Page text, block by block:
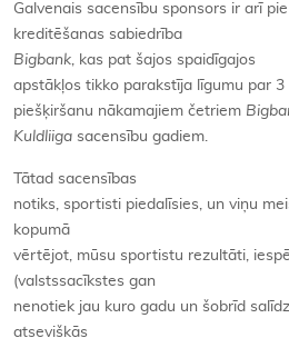
Galvenais sacensību sponsors ir arī
kreditēšanas sabiedrība
Bigbank, kas pat šajos spaidīgajos
apstākļos tikko parakstīja līgumu par
piešķiršanu nākamajiem četriem
Kuldliiga sacensību gadiem.
Tātad sacensības
notiks, sportisti piedalīsies, un viņu
kopumā
vērtējot, mūsu sportistu rezultāti,
(valstssacīkstes gan
nenotiek jau kuro gadu un šobrīd
atsevišķās